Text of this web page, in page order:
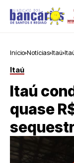
Início Notícias Itaú
Itaú
Itaú
quase